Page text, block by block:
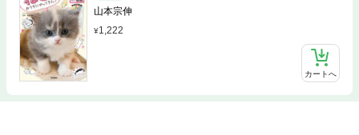
山本宗伸
1,222
カートへ